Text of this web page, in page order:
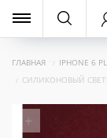
ГЛАВНАЯ
IPHONE 6
СИЛИКОНОВЫЙ
+